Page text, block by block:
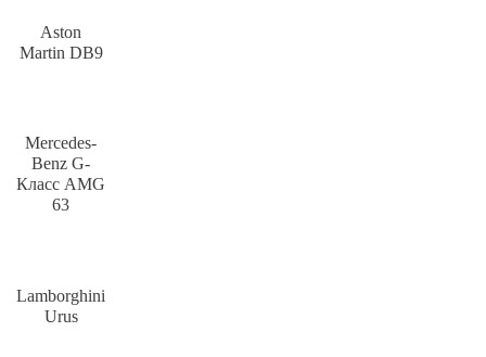
Aston
Martin DB9
Mercedes-
Benz G-
Класс AMG
63
Lamborghini
Urus